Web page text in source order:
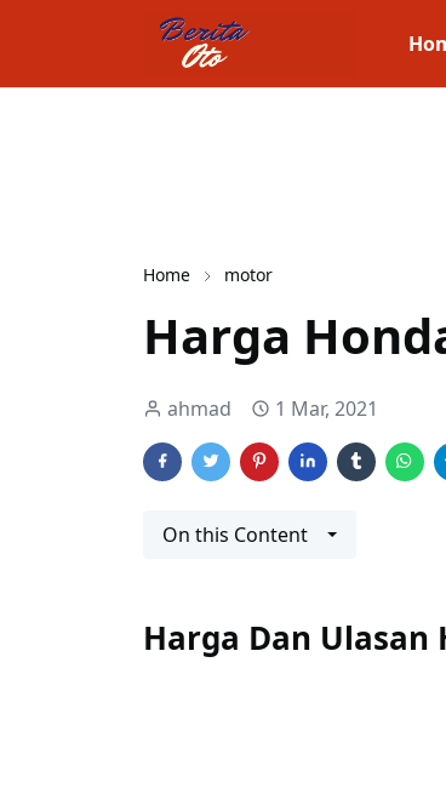
Home motor
Harga
ahmad 1 Mar, 2021
On this Content
Harga Dan Ulasan